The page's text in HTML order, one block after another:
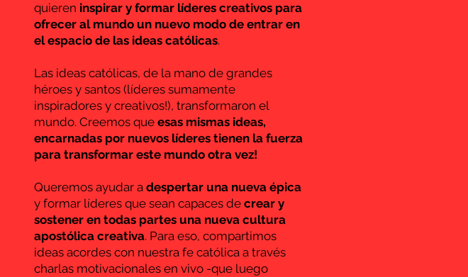
quieren inspirar y formar líderes creativos para
ofrecer al mundo un nuevo modo de entrar en
el espacio de las ideas católicas.
Las ideas católicas, de la mano de grandes
héroes y santos (líderes sumamente
inspiradores y creativos!), transformaron el
mundo. Creemos que esas mismas ideas,
encarnadas por nuevos líderes tienen la fuerza
para transformar este mundo otra vez!
Queremos ayudar a despertar una nueva épica
y formar líderes que sean capaces de crear y
sostener en todas partes una nueva cultura
apostólica creativa. Para eso, compartimos
ideas acordes con nuestra fe católica a través
charlas motivacionales en vivo -que luego